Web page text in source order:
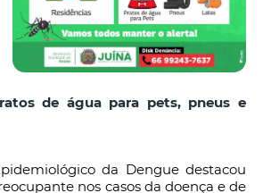
de água para pets, pneus e
da Dengue destacou
nos casos da doença e de